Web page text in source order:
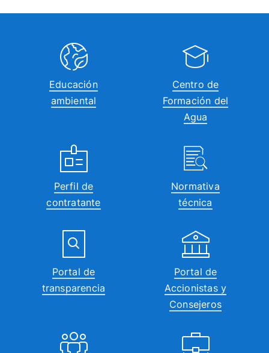
Educación
ambiental
Centro de
Formación del
Agua
Perfil de
contratante
Normativa
técnica
Portal de
transparencia
Portal de
Accionistas y
Consejeros